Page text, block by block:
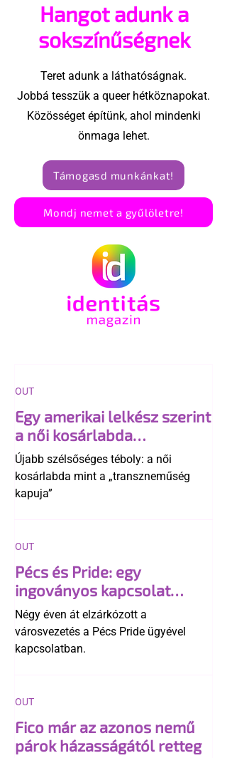
megvalósításában
Hangot adunk a
sokszínűségnek
Teret adunk a láthatóságnak.
Jobbá tesszük a queer hétköznapokat.
Közösséget építünk, ahol mindenki
önmaga lehet.
Támogasd munkánkat!
Mondj nemet a gyűlöletre!
Egy amerikai lelkész szerint
a női kosárlabda
transzneműséghez vezet
Újabb szélsőséges téboly: a női
kosárlabda mint a „transzneműség
kapuja”
OUT
Pécs és Pride: egy
ingoványos kapcsolat
története
Négy éven át elzárkózott a
városvezetés a Pécs Pride ügyével
kapcsolatban.
OUT
Fico már az azonos nemű
párok házasságától retteg
OUT